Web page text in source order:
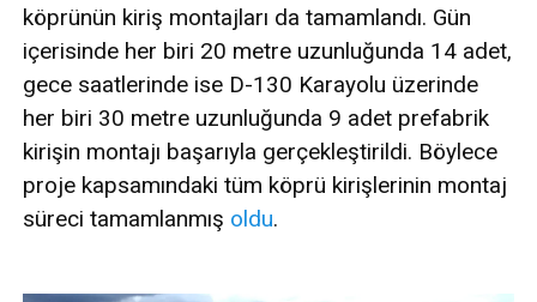
köprünün kiriş montajları da tamamlandı. Gün
içerisinde her biri 20 metre uzunluğunda 14 adet,
gece saatlerinde ise D-130 Karayolu üzerinde
her biri 30 metre uzunluğunda 9 adet prefabrik
kirişin montajı başarıyla gerçekleştirildi. Böylece
proje kapsamındaki tüm köprü kirişlerinin montaj
süreci tamamlanmış oldu.